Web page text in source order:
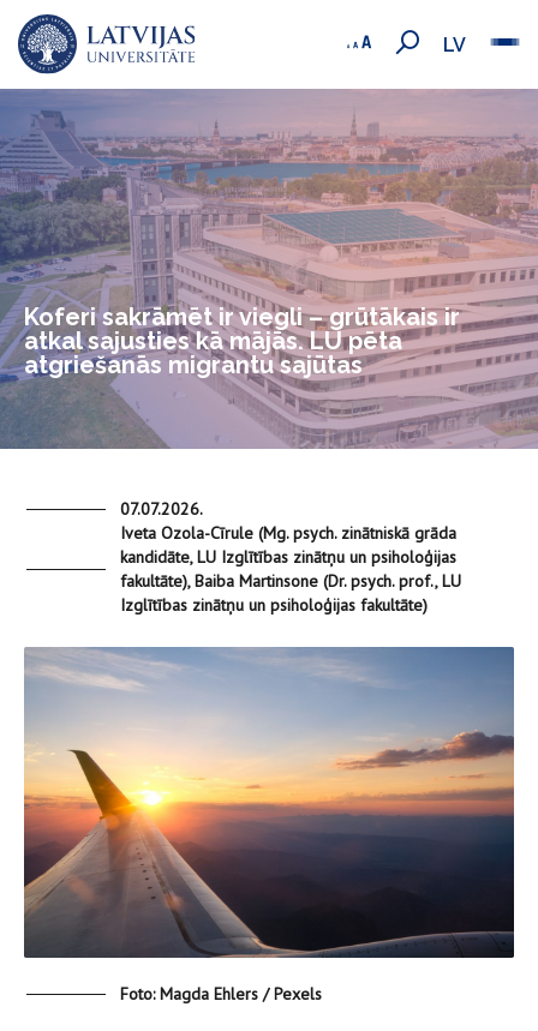
LV
Koferi sakrāmēt ir viegli – grūtākais ir
atkal sajusties kā mājās. LU pēta
atgriešanās migrantu sajūtas
07.07.2026.
Iveta Ozola-Cīrule (Mg. psych. zinātniskā grāda
kandidāte, LU Izglītības zinātņu un psiholoģijas
fakultāte), Baiba Martinsone (Dr. psych. prof., LU
Izglītības zinātņu un psiholoģijas fakultāte)
Foto: Magda Ehlers / Pexels